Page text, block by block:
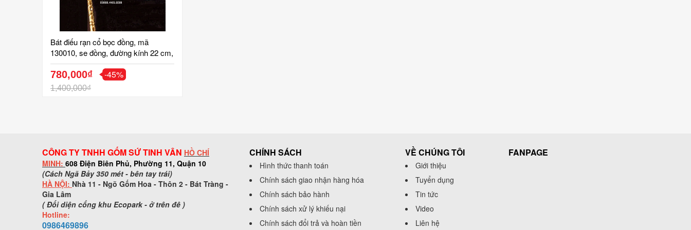
Bát điếu rạn cổ bọc đồng, mã
130010, se đồng, đường kính 22 cm,
vẽ cảnh sơn thủy tình, gốm sứ bát
tràng, tinh vân
780,000₫
1,400,000₫
-45%
CÔNG TY TNHH GỐM SỨ TINH VÂN HỒ CHÍ
MINH: 608 Điện Biên Phủ, Phường 11, Quận 10
(Cách Ngã Bảy 350 mét - bên tay trái)
HÀ NỘI: Nhà 11 - Ngõ Gốm Hoa - Thôn 2 - Bát Tràng -
Gia Lâm
( Đối diện cổng khu Ecopark - ở trên đê )
Hotline:
0986469896
CHÍNH SÁCH
Hình thức thanh toán
Chính sách giao nhận hàng hóa
Chính sách bảo hành
Chính sách xử lý khiếu nại
Chính sách đổi trả và hoàn tiền
VỀ CHÚNG TÔI
Giới thiệu
Tuyển dụng
Tin tức
Video
Liên hệ
FANPAGE